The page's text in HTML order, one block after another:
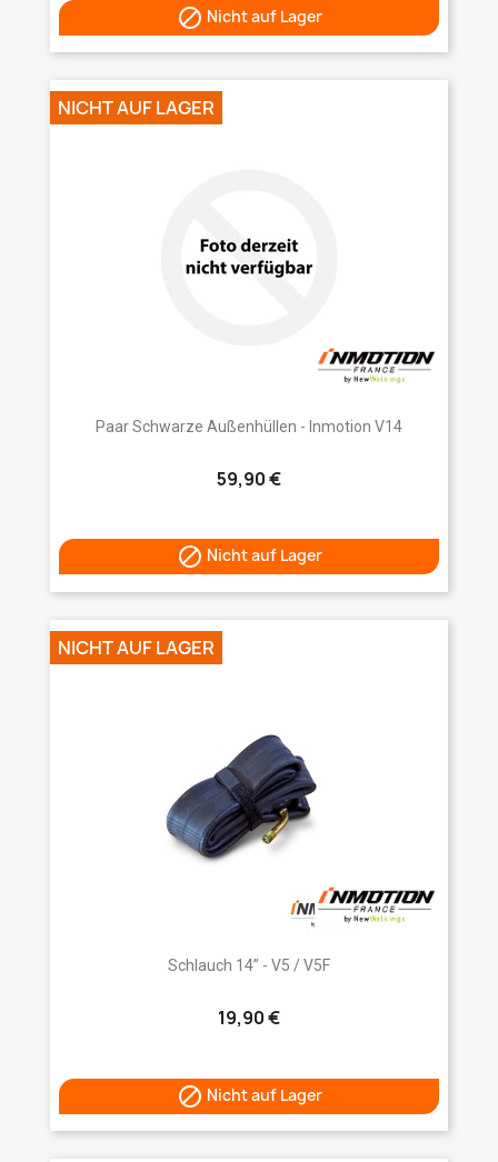
 Nicht auf Lager
Paar Schwarze Außenhüllen - Inmotion V14
59,90 €
 Nicht auf Lager
NICHT AUF LAGER
Schlauch 14” - V5 / V5F
19,90 €
 Nicht auf Lager
NICHT AUF LAGER